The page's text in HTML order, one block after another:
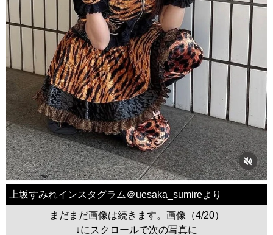
上坂すみれインスタグラム＠uesaka_sumireより
まだまだ画像は続きます。画像（4/20）
↓にスクロールで次の写真に